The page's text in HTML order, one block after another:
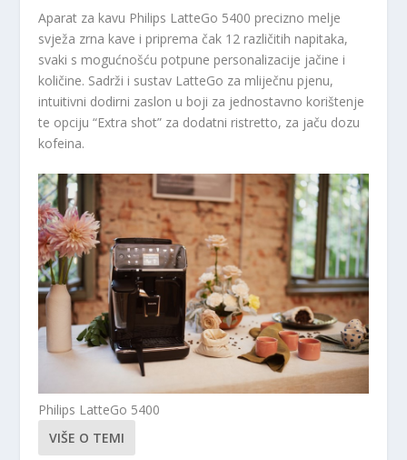
Aparat za kavu Philips LatteGo 5400 precizno melje
svježa zrna kave i priprema čak 12 različitih napitaka,
svaki s mogućnošću potpune personalizacije jačine i
količine. Sadrži i sustav LatteGo za mliječnu pjenu,
intuitivni dodirni zaslon u boji za jednostavno korištenje
te opciju “Extra shot” za dodatni ristretto, za jaču dozu
kofeina.
Philips LatteGo 5400
VIŠE O TEMI